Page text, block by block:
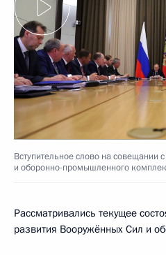
Вступительное слово на совещании
и оборонно-промышленного
Рассматривались текущее
развития Вооружённых Сил и